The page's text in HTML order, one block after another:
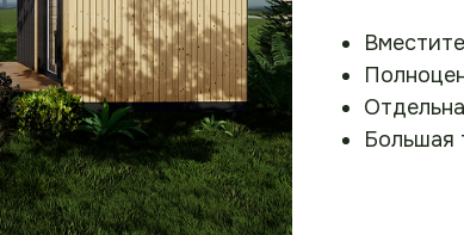
Большая